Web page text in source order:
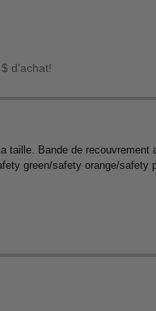
d'achat!
Bande de recouvrement
green/safety orange/safety